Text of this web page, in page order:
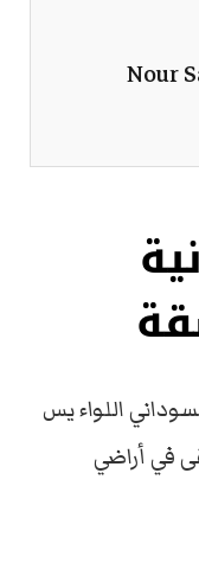
اللواء يس
في أراضي